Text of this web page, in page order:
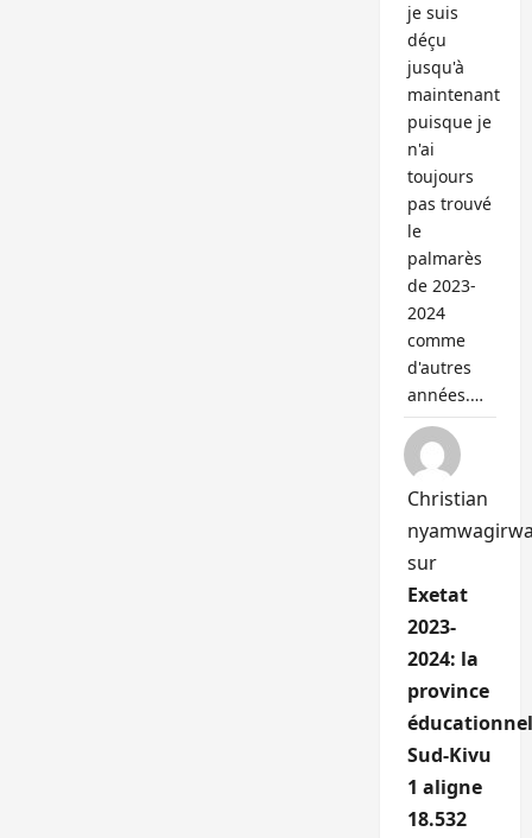
je suis
déçu
jusqu'à
maintenant
puisque je
n'ai
toujours
pas trouvé
le
palmarès
de 2023-
2024
comme
d'autres
années.…
Christian
sur
Exetat
2023-
2024: la
province
Sud-Kivu
1 aligne
18.532